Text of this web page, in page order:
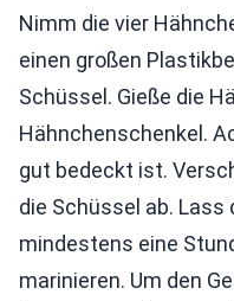
Nimm die vier
einen großen
Schüssel. Gieße die
Hähnchenschenkel.
gut bedeckt ist.
die Schüssel ab. Lass
mindestens eine
marinieren. Um den